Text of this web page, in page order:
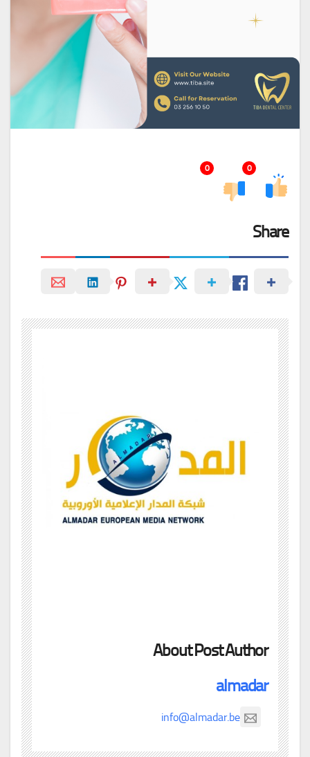
0
0
Share
About Post Author
almadar
info@almadar.be